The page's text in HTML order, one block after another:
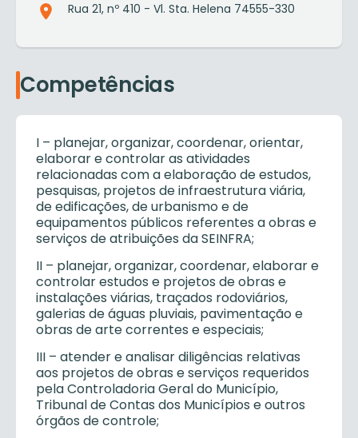
Rua 21, nº 410 - Vl. Sta. Helena 74555-330
Competências
I – planejar, organizar, coordenar, orientar,
elaborar e controlar as atividades
relacionadas com a elaboração de estudos,
pesquisas, projetos de infraestrutura viária,
de edificações, de urbanismo e de
equipamentos públicos referentes a obras e
serviços de atribuições da SEINFRA;
II – planejar, organizar, coordenar, elaborar e
controlar estudos e projetos de obras e
instalações viárias, traçados rodoviários,
galerias de águas pluviais, pavimentação e
obras de arte correntes e especiais;
III – atender e analisar diligências relativas
aos projetos de obras e serviços requeridos
pela Controladoria Geral do Município,
Tribunal de Contas dos Municípios e outros
órgãos de controle;